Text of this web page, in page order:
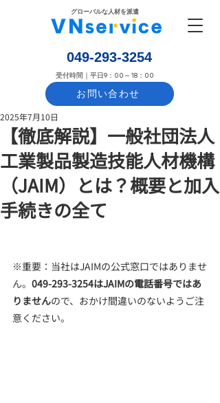
​グローバルな人材を派遣
お問い合わせ
​049-293-3254
​受付時間｜平日9：00～18：00
【徹底解説】一般社団法人
工業製品製造技能人材機構
（JAIM）とは？概要と加入
手続きの全て
2025年7月10日
※重要：当社はJAIMの公式窓口ではありませ
ん。 049-293-3254はJAIMの電話番号ではあ
りませんので、おかけ間違いのないようご注
意ください。